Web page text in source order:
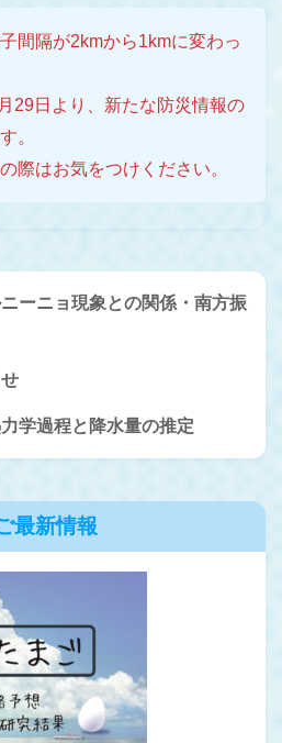
間隔が2kmから1kmに変わっ
29日より、新たな防災情報の
。
際はお気をつけください。
ーニョ現象との関係・南方振
学過程と降水量の推定
最新情報